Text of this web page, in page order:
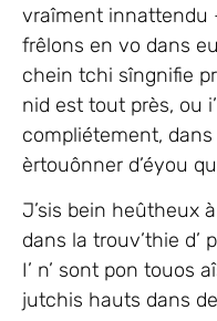
vraîment innattendu
frêlons en vo dans
chein tchi sîngnifie
nid est tout près, ou
compliétement,
èrtouônner d’éyou
J’sis bein heûtheux
dans la trouv’thie d’
I’ n’ sont pon touos
jutchis hauts dans